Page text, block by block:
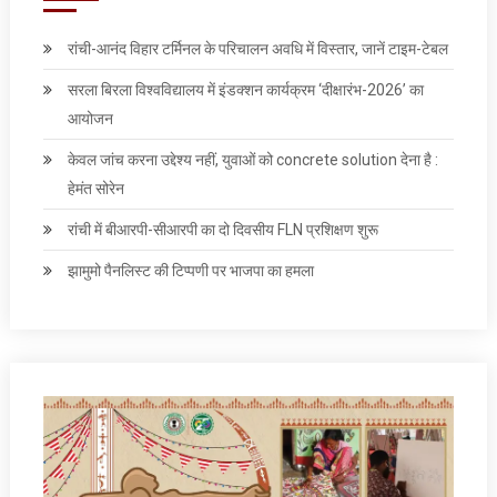
रांची-आनंद विहार टर्मिनल के परिचालन अवधि में विस्तार, जानें टाइम-टेबल
सरला बिरला विश्वविद्यालय में इंडक्शन कार्यक्रम ‘दीक्षारंभ-2026’ का
आयोजन
केवल जांच करना उद्देश्‍य नहीं, युवाओं को concrete solution देना है :
हेमंत सोरेन
रांची में बीआरपी-सीआरपी का दो दिवसीय FLN प्रशिक्षण शुरू
झामुमो पैनलिस्ट की टिप्पणी पर भाजपा का हमला